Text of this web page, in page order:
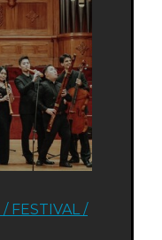
/ FESTIVAL /